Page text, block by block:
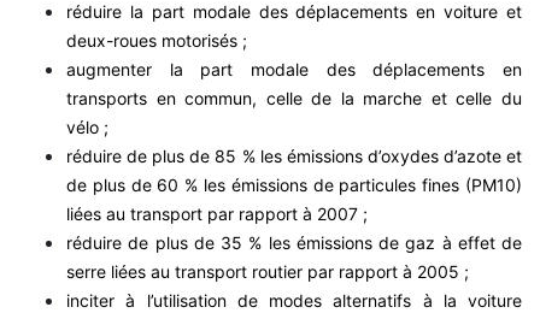
réduire la part modale des déplacements en voiture et
deux-roues motorisés ;
augmenter la part modale des déplacements en
transports en commun, celle de la marche et celle du
vélo ;
réduire de plus de 85 % les émissions d’oxydes d’azote et
de plus de 60 % les émissions de particules fines (PM10)
liées au transport par rapport à 2007 ;
réduire de plus de 35 % les émissions de gaz à effet de
serre liées au transport routier par rapport à 2005 ;
inciter à l’utilisation de modes alternatifs à la voiture